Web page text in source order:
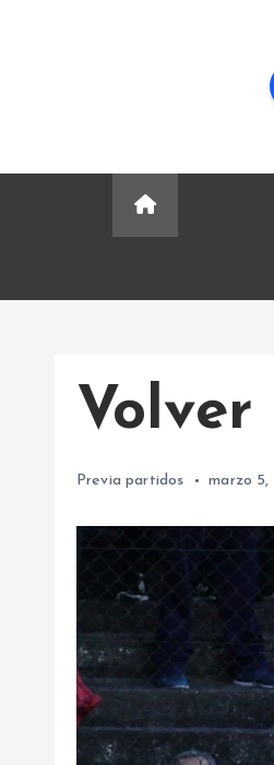
Previa partidos marzo 5,